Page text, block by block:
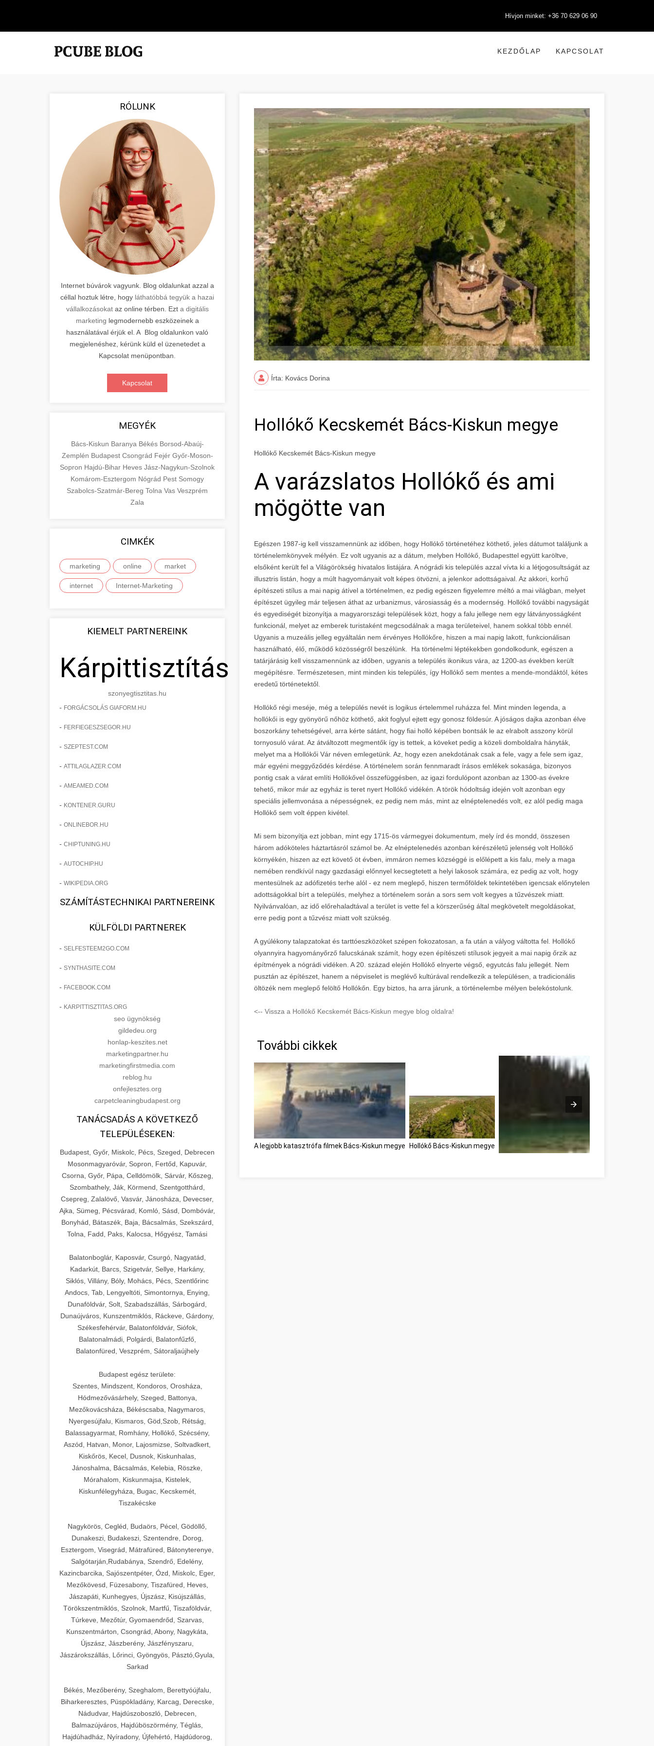
Hívjon minket: +36 70 629 06 90
KEZDŐLAP KAPCSOLAT
RÓLUNK
Internet búvárok vagyunk. Blog oldalunkat azzal a
céllal hoztuk létre, hogy láthatóbbá tegyük a hazai
vállalkozásokataz online térben. Ezt a digitális
marketing legmodernebb eszközeinek a
használatával érjük el. A Blog oldalunkon való
megjelenéshez, kérünk küld el üzenetedet a
Kapcsolat menüpontban.
Kapcsolat
MEGYÉK
Bács-Kiskun Baranya Békés Borsod-Abaúj-
Zemplén Budapest Csongrád Fejér Győr-Moson-
Sopron Hajdú-Bihar Heves Jász-Nagykun-Szolnok
Komárom-Esztergom Nógrád Pest Somogy
Szabolcs-Szatmár-Bereg Tolna Vas Veszprém
Zala
CIMKÉK
marketing online market
internet Internet-Marketing
KIEMELT PARTNEREINK
Kárpittisztítás
szonyegtisztitas.hu
- FORGÁCSOLÁS GIAFORM.HU
- FERFIEGESZSEGOR.HU
- SZEPTEST.COM
- ATTILAGLAZER.COM
- AMEAMED.COM
- KONTENER.GURU
- ONLINEBOR.HU
- CHIPTUNING.HU
- AUTOCHIP.HU
- WIKIPEDIA.ORG
SZÁMÍTÁSTECHNIKAI PARTNEREINK
KÜLFÖLDI PARTNEREK
- SELFESTEEM2GO.COM
- SYNTHASITE.COM
- FACEBOOK.COM
- KARPITTISZTITAS.ORG
seo ügynökség
gildedeu.org
honlap-keszites.net
marketingpartner.hu
marketingfirstmedia.com
reblog.hu
onfejlesztes.org
carpetcleaningbudapest.org
TANÁCSADÁS A KÖVETKEZŐ
TELEPÜLÉSEKEN:
Budapest, Győr, Miskolc, Pécs, Szeged, Debrecen
Mosonmagyaróvár, Sopron, Fertőd, Kapuvár,
Csorna, Győr, Pápa, Celldömölk, Sárvár, Kőszeg,
Szombathely, Ják, Körmend, Szentgotthárd,
Csepreg, Zalalövő, Vasvár, Jánosháza, Devecser,
Ajka, Sümeg, Pécsvárad, Komló, Sásd, Dombóvár,
Bonyhád, Bátaszék, Baja, Bácsalmás, Szekszárd,
Tolna, Fadd, Paks, Kalocsa, Hőgyész, Tamási
Balatonboglár, Kaposvár, Csurgó, Nagyatád,
Kadarkút, Barcs, Szigetvár, Sellye, Harkány,
Siklós, Villány, Bóly, Mohács, Pécs, Szentlőrinc
Andocs, Tab, Lengyeltóti, Simontornya, Enying,
Dunaföldvár, Solt, Szabadszállás, Sárbogárd,
Dunaújváros, Kunszentmiklós, Ráckeve, Gárdony,
Székesfehérvár, Balatonföldvár, Siófok,
Balatonalmádi, Polgárdi, Balatonfűzfő,
Balatonfüred, Veszprém, Sátoraljaújhely
Budapest egész területe:
Szentes, Mindszent, Kondoros, Orosháza,
Hódmezővásárhely, Szeged, Battonya,
Mezőkovácsháza, Békéscsaba, Nagymaros,
Nyergesújfalu, Kismaros, Göd,Szob, Rétság,
Balassagyarmat, Romhány, Hollókő, Szécsény,
Aszód, Hatvan, Monor, Lajosmizse, Soltvadkert,
Kiskőrös, Kecel, Dusnok, Kiskunhalas,
Jánoshalma, Bácsalmás, Kelebia, Röszke,
Mórahalom, Kiskunmajsa, Kistelek,
Kiskunfélegyháza, Bugac, Kecskemét,
Tiszakécske
Nagykörös, Cegléd, Budaörs, Pécel, Gödöllő,
Dunakeszi, Budakeszi, Szentendre, Dorog,
Esztergom, Visegrád, Mátrafüred, Bátonyterenye,
Salgótarján,Rudabánya, Szendrő, Edelény,
Kazincbarcika, Sajószentpéter, Ózd, Miskolc, Eger,
Mezőkövesd, Füzesabony, Tiszafüred, Heves,
Jászapáti, Kunhegyes, Újszász, Kisújszállás,
Törökszentmiklós, Szolnok, Martfű, Tiszaföldvár,
Túrkeve, Mezőtúr, Gyomaendrőd, Szarvas,
Kunszentmárton, Csongrád, Abony, Nagykáta,
Újszász, Jászberény, Jászfényszaru,
Jászárokszállás, Lőrinci, Gyöngyös, Pásztó,Gyula,
Sarkad
Békés, Mezőberény, Szeghalom, Berettyóújfalu,
Biharkeresztes, Püspökladány, Karcag, Derecske,
Nádudvar, Hajdúszoboszló, Debrecen,
Balmazújváros, Hajdúböszörmény, Téglás,
Hajdúhadház, Nyíradony, Újfehértó, Hajdúdorog,
Írta: Kovács Dorina
Hollókő Kecskemét Bács-Kiskun megye
Hollókő Kecskemét Bács-Kiskun megye
A varázslatos Hollókő és ami
mögötte van
Egészen 1987-ig kell visszamennünk az időben, hogy Hollókő történetéhez köthető, jeles dátumot találjunk a
történelemkönyvek mélyén. Ez volt ugyanis az a dátum, melyben Hollókő, Budapesttel együtt karöltve,
elsőként került fel a Világörökség hivatalos listájára. A nógrádi kis település azzal vívta ki a létjogosultságát az
illusztris listán, hogy a múlt hagyományait volt képes ötvözni, a jelenkor adottságaival. Az akkori, korhű
építészeti stílus a mai napig átível a történelmen, ez pedig egészen figyelemre méltó a mai világban, melyet
építészet ügyileg már teljesen áthat az urbanizmus, városiasság és a modernség. Hollókő további nagyságát
és egyediségét bizonyítja a magyarországi települések közt, hogy a falu jellege nem egy látványosságként
funkcionál, melyet az emberek turistaként megcsodálnak a maga területeivel, hanem sokkal több ennél.
Ugyanis a muzeális jelleg egyáltalán nem érvényes Hollókőre, hiszen a mai napig lakott, funkcionálisan
használható, élő, működő közösségről beszélünk. Ha történelmi léptékekben gondolkodunk, egészen a
tatárjárásig kell visszamennünk az időben, ugyanis a település ikonikus vára, az 1200-as években került
megépítésre. Természetesen, mint minden kis település, így Hollókő sem mentes a mende-mondáktól, kétes
eredetű történetektől.
Hollókő régi meséje, még a település nevét is logikus értelemmel ruházza fel. Mint minden legenda, a
hollókői is egy gyönyörű nőhöz köthető, akit foglyul ejtett egy gonosz földesúr. A jóságos dajka azonban élve
boszorkány tehetségével, arra kérte sátánt, hogy fiai holló képében bontsák le az elrabolt asszony körül
tornyosuló várat. Az átváltozott megmentők így is tettek, a köveket pedig a közeli domboldalra hányták,
melyet ma a Hollókői Vár néven emlegetünk. Az, hogy ezen anekdotának csak a fele, vagy a fele sem igaz,
már egyéni meggyőződés kérdése. A történelem során fennmaradt írásos emlékek sokasága, bizonyos
pontig csak a várat említi Hollókővel összefüggésben, az igazi fordulópont azonban az 1300-as évekre
tehető, mikor már az egyház is teret nyert Hollókő vidékén. A török hódoltság idején volt azonban egy
speciális jellemvonása a népességnek, ez pedig nem más, mint az elnéptelenedés volt, ez alól pedig maga
Hollókő sem volt éppen kivétel.
Mi sem bizonyítja ezt jobban, mint egy 1715-ös vármegyei dokumentum, mely írd és mondd, összesen
három adóköteles háztartásról számol be. Az elnéptelenedés azonban kérészéletű jelenség volt Hollókő
környékén, hiszen az ezt követő öt évben, immáron nemes községgé is előlépett a kis falu, mely a maga
nemében rendkívül nagy gazdasági előnnyel kecsegtetett a helyi lakosok számára, ez pedig az volt, hogy
mentesülnek az adófizetés terhe alól - ez nem meglepő, hiszen termőföldek tekintetében igencsak előnytelen
adottságokkal bírt a település, melyhez a történelem során a sors sem volt kegyes a tűzvészek miatt.
Nyilvánvalóan, az idő előrehaladtával a terület is vette fel a körszerűség által megkövetelt megoldásokat,
erre pedig pont a tűzvész miatt volt szükség.
A gyúlékony talapzatokat és tarttóeszközöket szépen fokozatosan, a fa után a vályog váltotta fel. Hollókő
olyannyira hagyományőrző falucskának számít, hogy ezen építészeti stílusok jegyeit a mai napig őrzik az
építmények a nógrádi vidéken. A 20. század elején Hollókő elnyerte végső, egyutcás falu jellegét. Nem
pusztán az építészet, hanem a népviselet is meglévő kultúrával rendelkezik a településen, a tradicionális
öltözék nem meglepő felöltő Hollókőn. Egy biztos, ha arra járunk, a történelembe mélyen belekóstolunk.
<-- Vissza a Hollókő Kecskemét Bács-Kiskun megye blog oldalra!
További cikkek
A legjobb katasztrófa filmek Bács-Kiskun megye Hollókő Bács-Kiskun megye